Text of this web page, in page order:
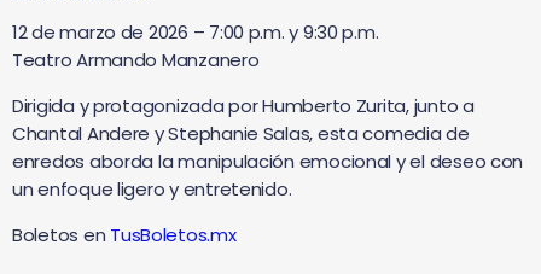
12 de marzo de 2026 – 7:00 p.m. y 9:30 p.m.
Teatro Armando Manzanero
Dirigida y protagonizada por Humberto Zurita, junto a
Chantal Andere y Stephanie Salas, esta comedia de
enredos aborda la manipulación emocional y el deseo con
un enfoque ligero y entretenido.
Boletos en TusBoletos.mx